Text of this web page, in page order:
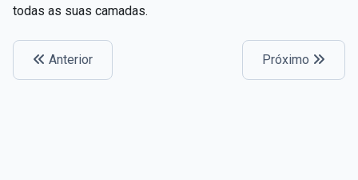
todas as suas camadas.
Anterior Próximo